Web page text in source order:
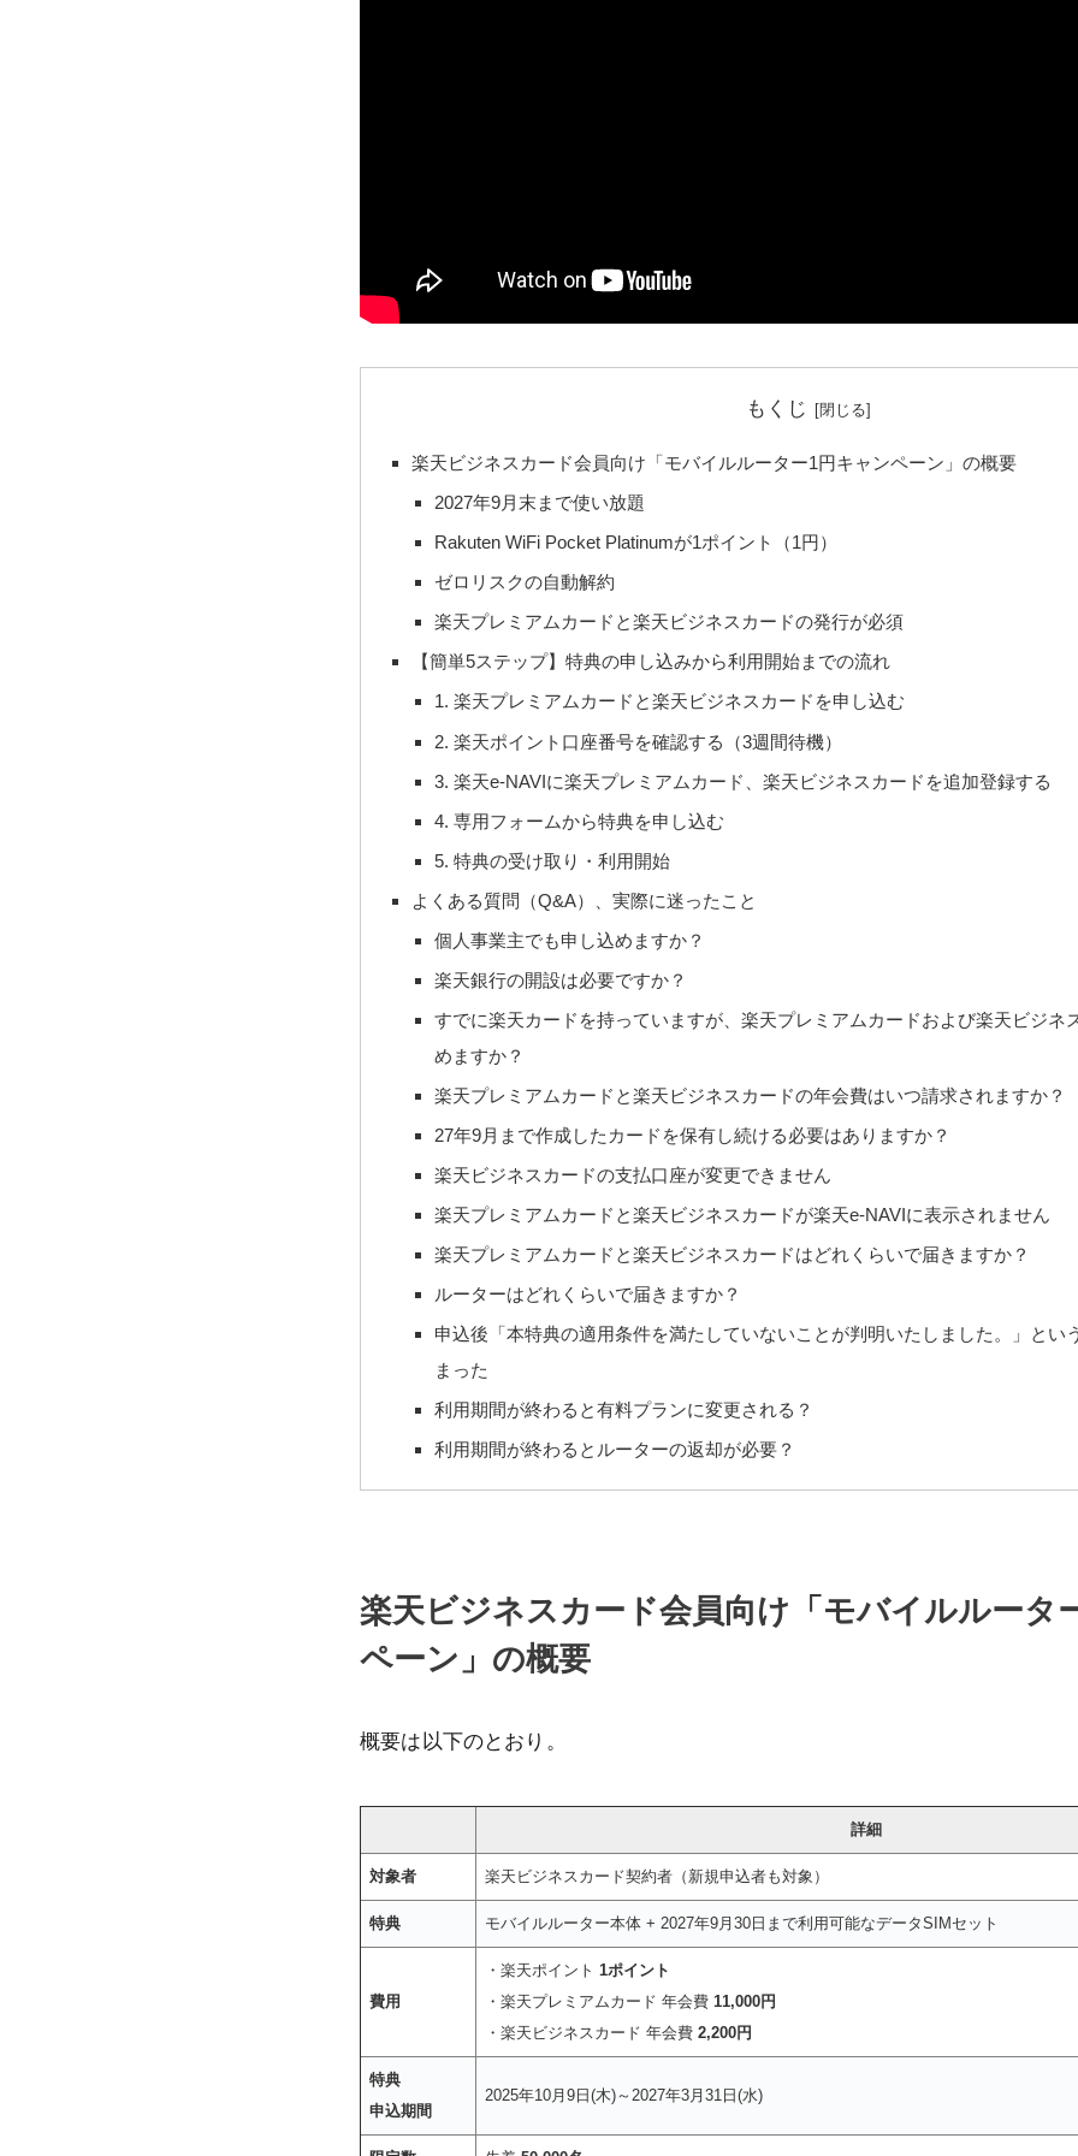
もくじ
楽天ビジネスカード会員向け「モバイルルーター1円キャンペーン」の概要
2027年9月末まで使い放題
Rakuten WiFi Pocket Platinumが1ポイント（1円）
ゼロリスクの自動解約
楽天プレミアムカードと楽天ビジネスカードの発行が必須
【簡単5ステップ】特典の申し込みから利用開始までの流れ
1. 楽天プレミアムカードと楽天ビジネスカードを申し込む
2. 楽天ポイント口座番号を確認する（3週間待機）
3. 楽天e-NAVIに楽天プレミアムカード、楽天ビジネスカードを追加登録する
4. 専用フォームから特典を申し込む
5. 特典の受け取り・利用開始
よくある質問（Q&A）、実際に迷ったこと
個人事業主でも申し込めますか？
楽天銀行の開設は必要ですか？
すでに楽天カードを持っていますが、楽天プレミアムカードおよび楽天ビジネ
めますか？
楽天プレミアムカードと楽天ビジネスカードの年会費はいつ請求されますか？
27年9月まで作成したカードを保有し続ける必要はありますか？
楽天ビジネスカードの支払口座が変更できません
楽天プレミアムカードと楽天ビジネスカードが楽天e-NAVIに表示されません
楽天プレミアムカードと楽天ビジネスカードはどれくらいで届きますか？
ルーターはどれくらいで届きますか？
申込後「本特典の適用条件を満たしていないことが判明いたしました。」とい
まった
利用期間が終わると有料プランに変更される？
利用期間が終わるとルーターの返却が必要？
楽天ビジネスカード会員向け「モバイルルータ
ペーン」の概要
概要は以下のとおり。
詳細
対象者 楽天ビジネスカード契約者（新規申込者も対象）
特典 モバイルルーター本体 + 2027年9月30日まで利用可能なデータSIMセット
費用
・楽天ポイント 1ポイント
・楽天プレミアムカード 年会費 11,000円
・楽天ビジネスカード 年会費 2,200円
特典
申込期間
2025年10月9日(木)～2027年3月31日(水)